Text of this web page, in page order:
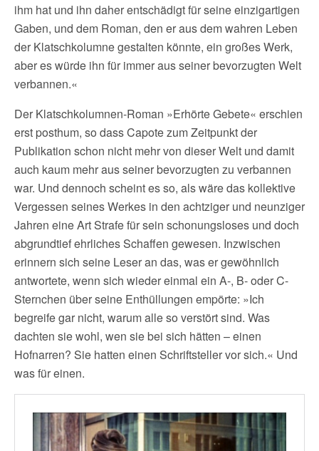
ihm hat und ihn daher entschädigt für seine einzigartigen
Gaben, und dem Roman, den er aus dem wahren Leben
der Klatschkolumne gestalten könnte, ein großes Werk,
aber es würde ihn für immer aus seiner bevorzugten Welt
verbannen.«
Der Klatschkolumnen-Roman »Erhörte Gebete« erschien
erst posthum, so dass Capote zum Zeitpunkt der
Publikation schon nicht mehr von dieser Welt und damit
auch kaum mehr aus seiner bevorzugten zu verbannen
war. Und dennoch scheint es so, als wäre das kollektive
Vergessen seines Werkes in den achtziger und neunziger
Jahren eine Art Strafe für sein schonungsloses und doch
abgrundtief ehrliches Schaffen gewesen. Inzwischen
erinnern sich seine Leser an das, was er gewöhnlich
antwortete, wenn sich wieder einmal ein A-, B- oder C-
Sternchen über seine Enthüllungen empörte: »Ich
begreife gar nicht, warum alle so verstört sind. Was
dachten sie wohl, wen sie bei sich hätten – einen
Hofnarren? Sie hatten einen Schriftsteller vor sich.« Und
was für einen.